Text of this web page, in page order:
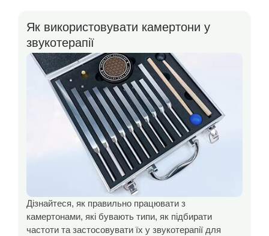
Як використовувати камертони у
звукотерапії
Дізнайтеся, як правильно працювати з
камертонами, які бувають типи, як підбирати
частоти та застосовувати їх у звукотерапії для